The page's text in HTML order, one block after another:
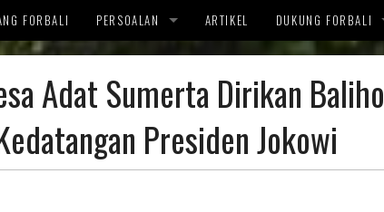
FORBALI PERSOALAN
MENGAPA KAMI MENOLAK
REFERENSI
KRONOLOGI
ARTIKEL DUKUNG FORBALI
DUKUNGAN
Adat Sumerta Dirikan Baliho
Presiden Jokowi